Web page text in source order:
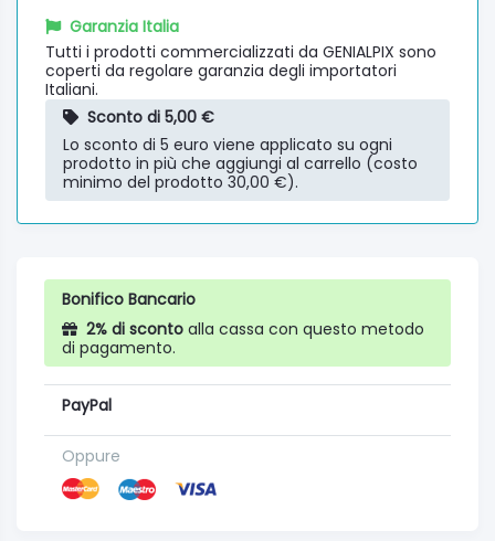
Garanzia Italia
Tutti i prodotti commercializzati da GENIALPIX sono
coperti da regolare garanzia degli importatori
Italiani.
Sconto di 5,00 €
Lo sconto di 5 euro viene applicato su ogni
prodotto in più che aggiungi al carrello (costo
minimo del prodotto 30,00 €).
Bonifico Bancario
2% di sconto alla cassa con questo metodo
di pagamento.
PayPal
Oppure